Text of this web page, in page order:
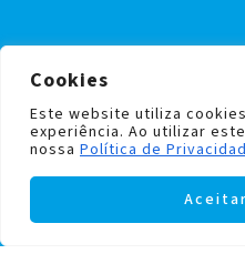
Cookies
Este website utiliza
experiência. Ao utilizar
nossa Política de
COMPLAINTS BOOK
PRIVACY AND COOKIES POLICY